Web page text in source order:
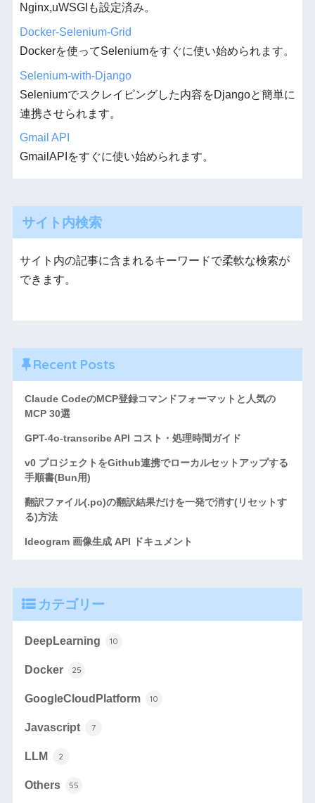
Nginx,uWSGIも設定済み。
Docker-Selenium-Grid
Dockerを使ってSeleniumをすぐに使い始められます。
Selenium-with-Django
Seleniumでスクレイピングした内容をDjangoと簡単に
連携させられます。
Gmail API
GmailAPIをすぐに使い始められます。
サイト内検索
サイト内の記事に含まれるキーワードで柔軟な検索が
できます。
Recent Posts
Claude CodeのMCP登録コマンドフォーマットと人気の
MCP 30選
GPT-4o-transcribe API コスト・処理時間ガイド
v0 プロジェクトをGithub連携でローカルセットアップする
手順書(Bun用)
翻訳ファイル(.po)の翻訳結果だけを一発で消す(リセットす
る)方法
Ideogram 画像生成 API ドキュメント
カテゴリー
DeepLearning 10
Docker 25
GoogleCloudPlatform 10
Javascript 7
LLM 2
Others 55